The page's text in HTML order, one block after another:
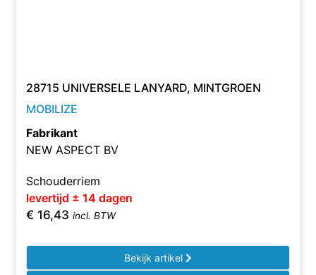
28715 UNIVERSELE LANYARD, MINTGROEN
MOBILIZE
Fabrikant
NEW ASPECT BV
Schouderriem
levertijd ± 14 dagen
€ 16,43 incl. BTW
Bekijk artikel